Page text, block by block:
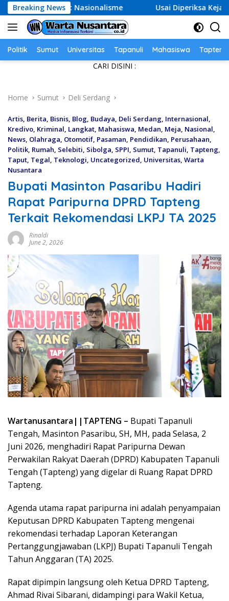
Skip
to
content
Breaking News
Nasionalisme Usai Diperiksa Kejati DKI, Entjik S.
Politik Sumut Universitas Tapanuli Mahasiswa Tapteng
CARI DISINI :
Home Sumut Deli Serdang
Artis, Berita, Bisnis, Blog, Budaya, Deli Serdang, Internasional,
Kredivo, Kriminal, Langkat, Mahasiswa, Medan, Meja, Nasional,
News, Olahraga, Otomotif, Pasaman, Pendidikan, Perusahaan,
Politik, Rumah, Selebiti, Sibolga, SPPI, Sumut, Tapanuli, Tapteng,
Taput, Tegal, Teknologi, Uncategorized, Universitas, Warta
Nusantara
Bupati Masinton Pasaribu Hadiri
Rapat Paripurna DPRD Tapteng
Terkait Rekomendasi LKPJ TA 2025
Rinaldi
June 2, 2026
Wartanusantara||TAPTENG – Bupati Tapanuli
Tengah, Masinton Pasaribu, SH, MH, pada Selasa, 2
Juni 2026, menghadiri Rapat Paripurna Dewan
Perwakilan Rakyat Daerah (DPRD) Kabupaten Tapanuli
Tengah (Tapteng) yang digelar di Ruang Rapat DPRD
Tapteng.
Agenda utama rapat paripurna ini adalah penyampaian
Keputusan DPRD Kabupaten Tapteng mengenai
rekomendasi terhadap Laporan Keterangan
Pertanggungjawaban (LKPJ) Bupati Tapanuli Tengah
Tahun Anggaran (TA) 2025.
Rapat dipimpin langsung oleh Ketua DPRD Tapteng,
Ahmad Rivai Sibarani, didampingi para Wakil Ketua,